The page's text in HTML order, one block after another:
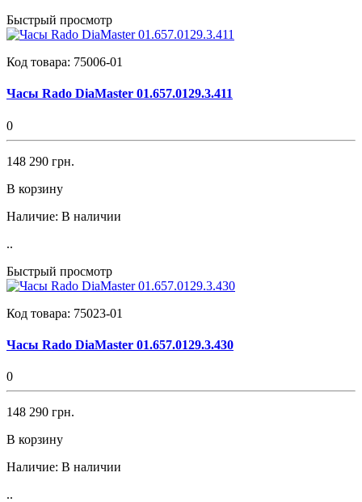
Быстрый просмотр
Код товара: 75006-01
Часы Rado DiaMaster 01.657.0129.3.411
0
148 290 грн.
В корзину
Наличие: В наличии
..
Быстрый просмотр
Код товара: 75023-01
Часы Rado DiaMaster 01.657.0129.3.430
0
148 290 грн.
В корзину
Наличие: В наличии
..